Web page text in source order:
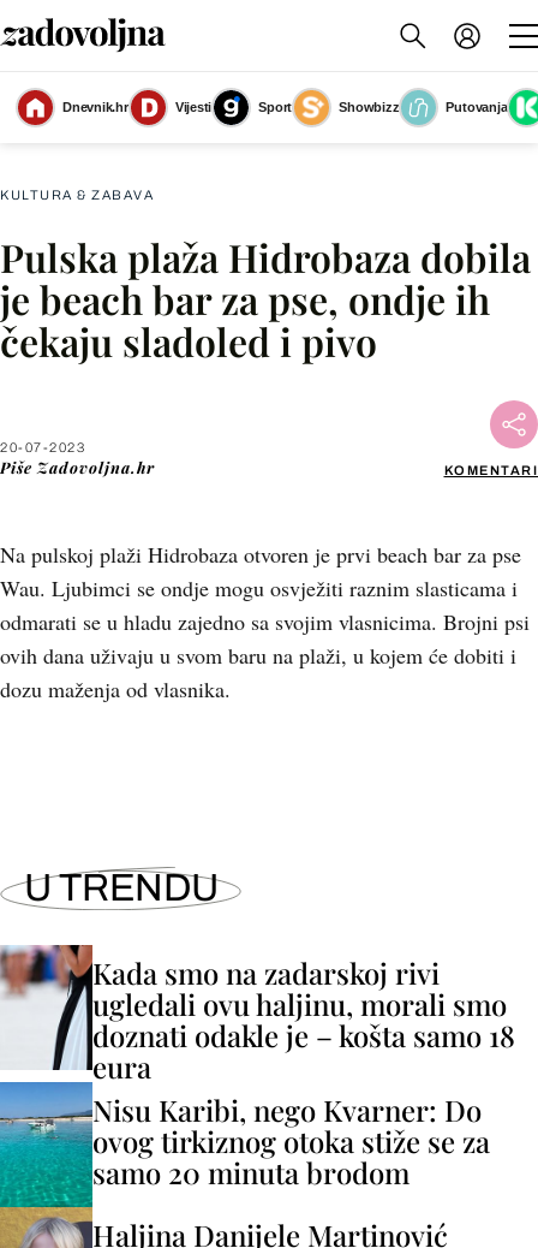
Dnevnik.hr Vijesti Sport Showbizz
Putovanja
Slika nije dostupna
KULTURA & ZABAVA
Pulska plaža Hidrobaza dobila
je beach bar za pse, ondje ih
čekaju sladoled i pivo
20-07-2023
Piše Zadovoljna.hr KOMENTARI
Na pulskoj plaži Hidrobaza otvoren je prvi beach bar za pse
Wau. Ljubimci se ondje mogu osvježiti raznim slasticama i
odmarati se u hladu zajedno sa svojim vlasnicima. Brojni psi
ovih dana uživaju u svom baru na plaži, u kojem će dobiti i
dozu maženja od vlasnika.
Facebook
X
U TRENDU
Kada smo na zadarskoj rivi
ugledali ovu haljinu, morali smo
doznati odakle je – košta samo 18
eura
Nisu Karibi, nego Kvarner: Do
ovog tirkiznog otoka stiže se za
samo 20 minuta brodom
Haljina Danijele Martinović